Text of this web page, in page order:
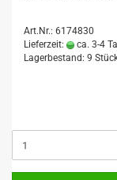
Art.Nr.: 6174830
Lieferzeit:
ca. 3-4
Lagerbestand: 9